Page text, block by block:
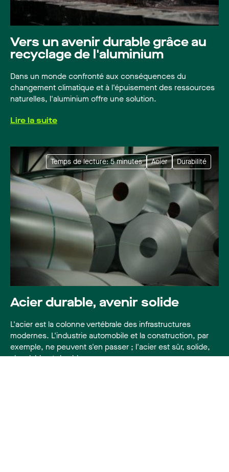
Langue:Français
Vers un avenir durable grâce au
recyclage de l'aluminium
Dans un monde confronté aux conséquences du
changement climatique et à l'épuisement des ressources
naturelles, l'aluminium offre une solution.
Lire la suite
Temps de lecture: 5 minutes Acier Durabilité
Acier durable, avenir solide
L'acier est la colonne vertébrale des infrastructures
modernes. L'industrie automobile et la construction, par
exemple, ne peuvent s'en passer ; l'acier est sûr, solide,
abordable et durable.